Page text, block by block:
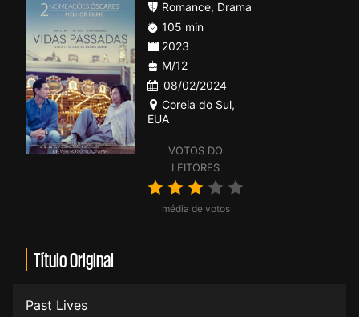
VOTOS DO
LEITORES
média de votos
Romance, Drama
105 min
2023
M/12
08/02/2024
Coreia do Sul,
EUA
Título Original
Past Lives